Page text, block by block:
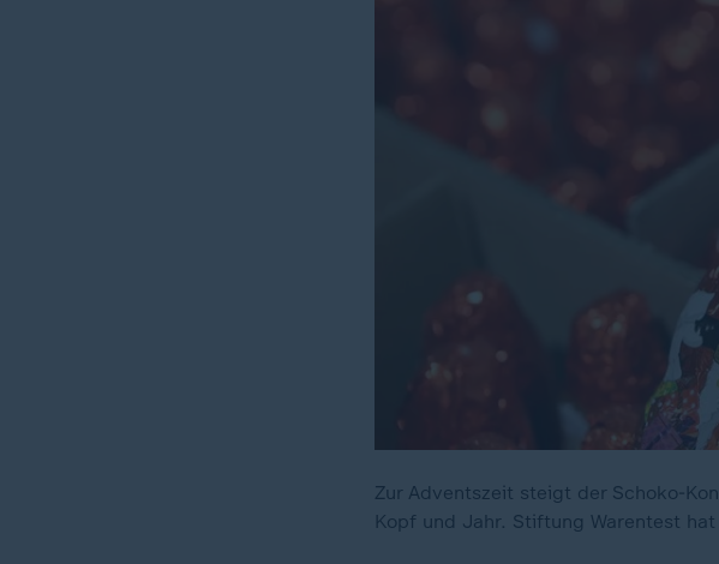
Zur Adventszeit steigt der Schoko-
Kopf und Jahr. Stiftung Warentest